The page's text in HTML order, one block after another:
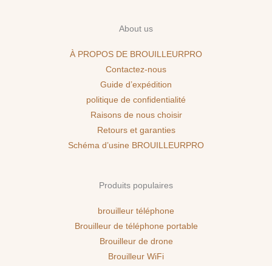
About us
À PROPOS DE BROUILLEURPRO
Contactez-nous
Guide d’expédition
politique de confidentialité
Raisons de nous choisir
Retours et garanties
Schéma d’usine BROUILLEURPRO
Produits populaires
brouilleur téléphone
Brouilleur de téléphone portable
Brouilleur de drone
Brouilleur WiFi